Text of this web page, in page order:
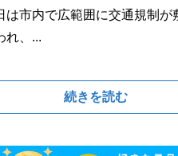
市内で広範囲に交通規制
れ、...
続きを読む